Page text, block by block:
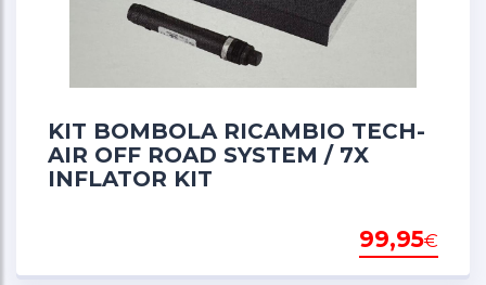
KIT BOMBOLA RICAMBIO TECH-
AIR OFF ROAD SYSTEM / 7X
INFLATOR KIT
99,95€